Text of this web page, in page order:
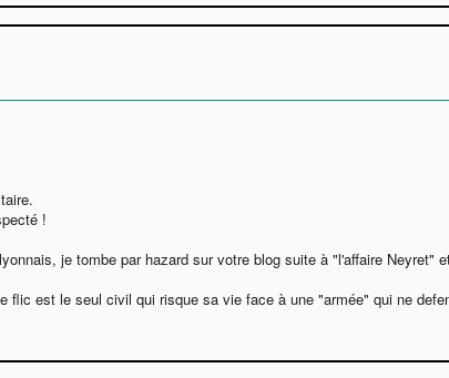
!
je tombe par hazard sur votre blog suite à "l'affaire Neyret"
est le seul civil qui risque sa vie face à une "armée" qui ne